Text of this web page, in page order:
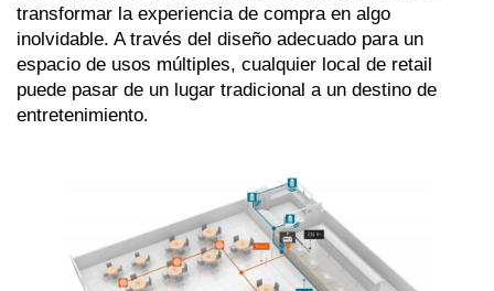
transformar la experiencia de compra en algo
inolvidable. A través del diseño adecuado para un
espacio de usos múltiples, cualquier local de retail
puede pasar de un lugar tradicional a un destino de
entretenimiento.